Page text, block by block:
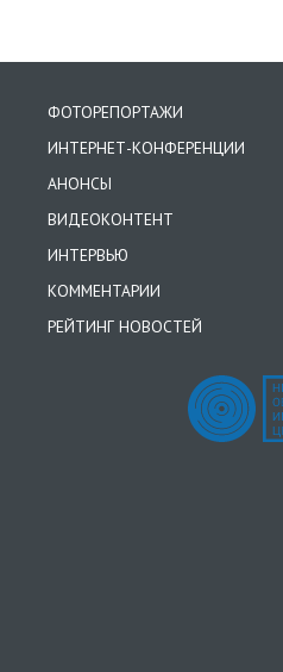
ФОТОРЕПОРТАЖИ
ИНТЕРНЕТ-КОНФЕРЕНЦИИ
АНОНСЫ
ВИДЕОКОНТЕНТ
ИНТЕРВЬЮ
КОММЕНТАРИИ
РЕЙТИНГ НОВОСТЕЙ